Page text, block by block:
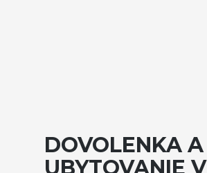
DOVOLENKA A
UBYTOVANIE V